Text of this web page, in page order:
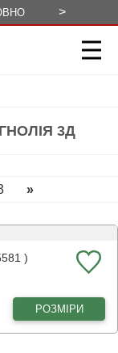
>
3Д
»
)
РОЗМІРИ